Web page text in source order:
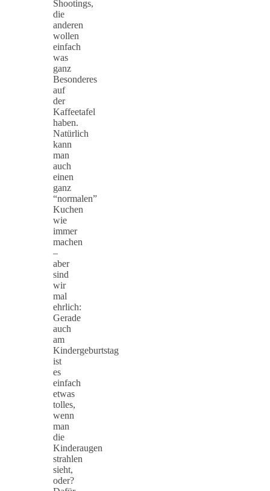
Shootings,
die
anderen
wollen
einfach
was
ganz
Besonderes
auf
der
Kaffeetafel
haben.
Natürlich
kann
man
auch
einen
ganz
“normalen”
Kuchen
wie
immer
machen
–
aber
sind
wir
mal
ehrlich:
Gerade
auch
am
Kindergeburtstag
ist
es
einfach
etwas
tolles,
wenn
man
die
Kinderaugen
strahlen
sieht,
oder?